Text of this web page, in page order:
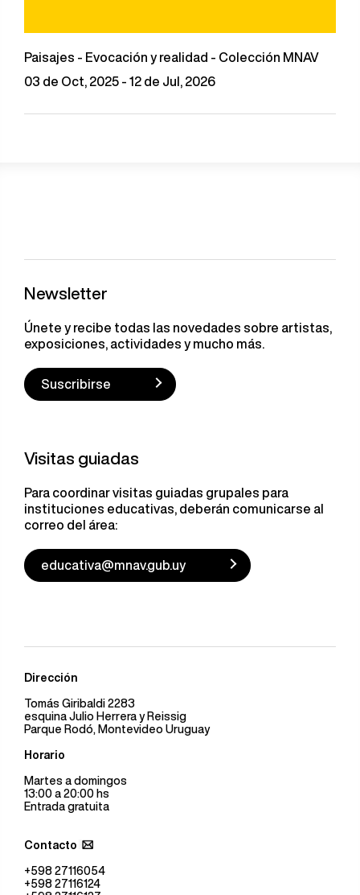
Paisajes - Evocación y realidad - Colección MNAV
03 de Oct, 2025 - 12 de Jul, 2026
Newsletter
Únete y recibe todas las novedades sobre artistas,
exposiciones, actividades y mucho más.
Suscribirse
Visitas guiadas
Para coordinar visitas guiadas grupales para
instituciones educativas, deberán comunicarse al
correo del área:
educativa@mnav.gub.uy
Dirección
Tomás Giribaldi 2283
esquina Julio Herrera y Reissig
Parque Rodó, Montevideo Uruguay
Horario
Martes a domingos
13:00 a 20:00 hs
Entrada gratuita
Contacto
+598 27116054
+598 27116124